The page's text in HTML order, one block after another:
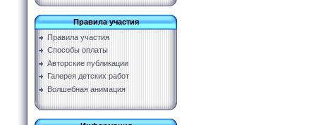
Правила участия
Правила участия
Способы оплаты
Авторские публикации
Галерея детских работ
Волшебная анимация